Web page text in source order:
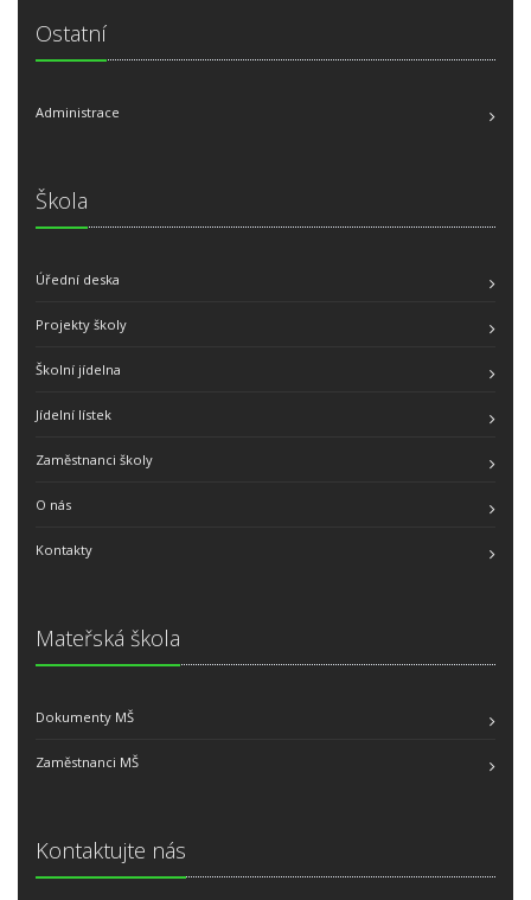
Ostatní
Administrace
Škola
Úřední deska
Projekty školy
Školní jídelna
Jídelní lístek
Zaměstnanci školy
O nás
Kontakty
Mateřská škola
Dokumenty MŠ
Zaměstnanci MŠ
Kontaktujte nás